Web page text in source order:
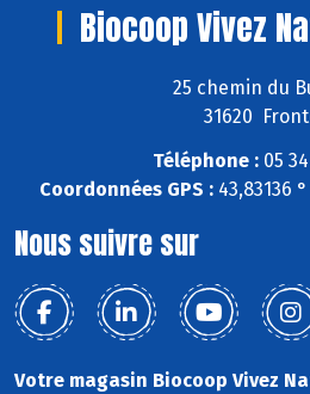
Biocoop Vivez
25 chemin du
31620
Téléphone :05 34
Coordonnées GPS : 43,83136
Nous suivre sur
Votre magasin Biocoop Vivez